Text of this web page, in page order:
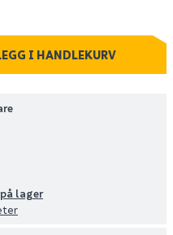
I HANDLEKURV
lager